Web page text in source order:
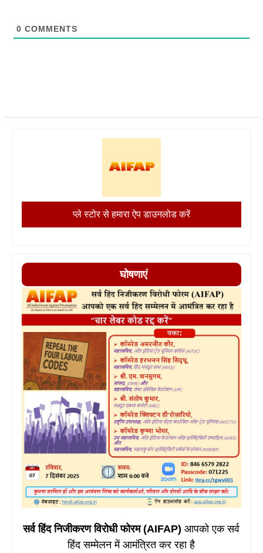
0 COMMENTS
प्ले स्टोर से हमारा ऐप डाउनलोड करें
घोषणाएं
सर्व हिंद निजीकरण विरोधी फोरम (AIFAP)आपको एक सर्व
हिंद सम्मेलन में आमंत्रित कर रहा है